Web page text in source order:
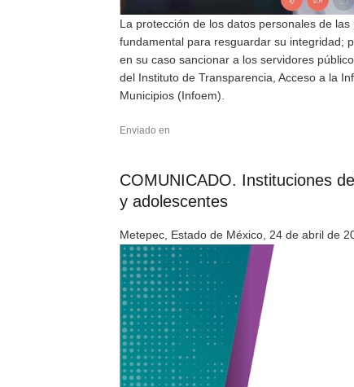
La protección de los datos personales de
fundamental para resguardar su integridad;
en su caso sancionar a los servidores
del Instituto de Transparencia, Acceso a la
Municipios (Infoem).
Enviado en
COMUNICADO. Instituciones
y adolescentes
Metepec, Estado de México, 24 de abril de